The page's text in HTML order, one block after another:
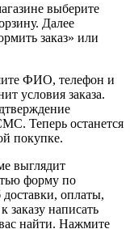
выберите
Далее
заказ» или
ФИО, телефон и
условия заказа.
Теперь останется
покупке.
выглядит
форму по
доставки, оплаты,
заказу написать
найти. Нажмите